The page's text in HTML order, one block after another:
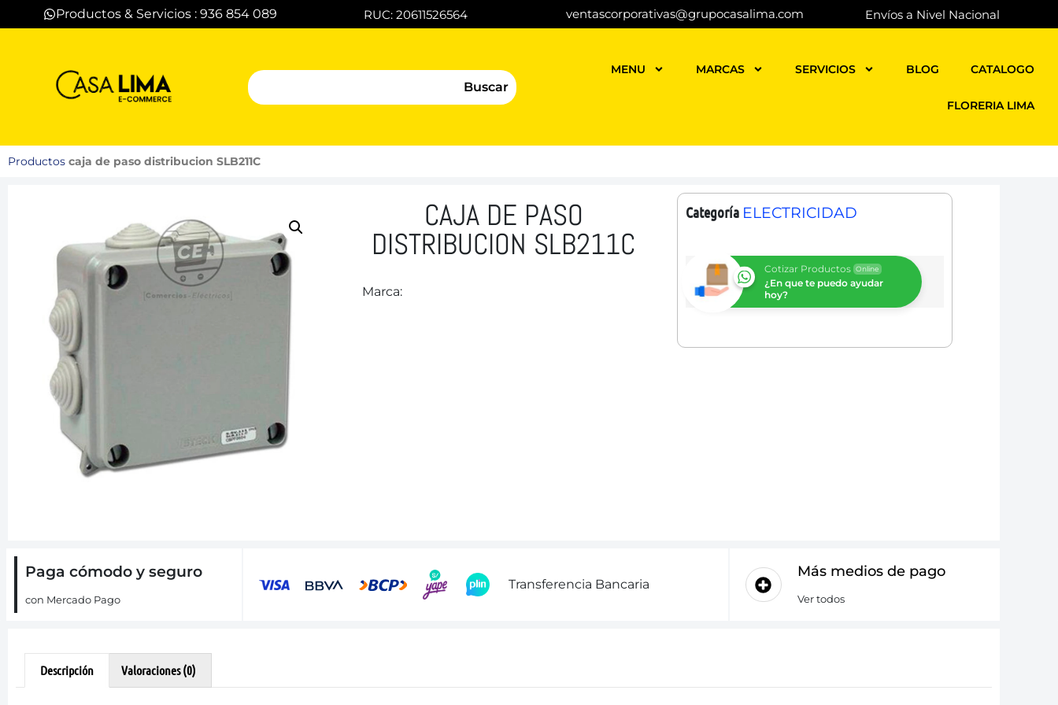
Productos & Servicios : 936 854 089 RUC: 20611526564 ventascorporativas@grupocasalima.com Envíos a Nivel Nacional
Buscar
MENU MARCAS SERVICIOS BLOG CATALOGO
FLORERIA LIMA
Productos caja de paso distribucion SLB211C
CAJA DE PASO
DISTRIBUCION SLB211C
Marca:
Categoría ELECTRICIDAD
Cotizar Productos Online
¿En que te puedo ayudar
hoy?
Paga cómodo y seguro
con Mercado Pago
Transferencia Bancaria
Más medios de pago
Ver todos
Descripción Valoraciones (0)